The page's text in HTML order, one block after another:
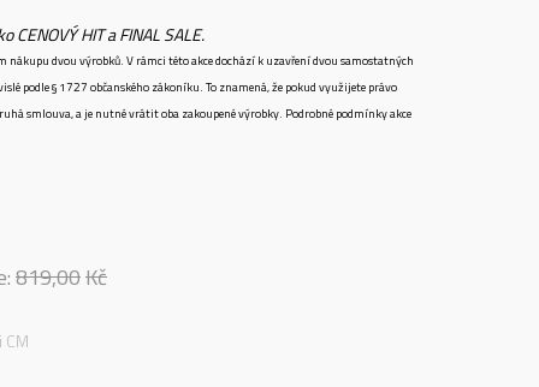
HIT a FINAL SALE.
nákupu dvou výrobků. V rámci této akce dochází k uzavření dvou samostatných
podle § 1727 občanského zákoníku. To znamená, že pokud využijete právo
smlouva, a je nutné vrátit oba zakoupené výrobky. Podrobné podmínky akce
819,00Kč